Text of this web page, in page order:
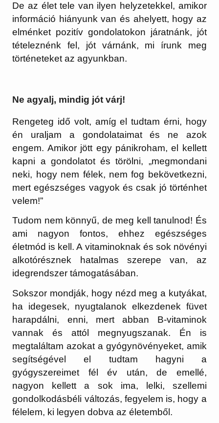
De az élet tele van ilyen helyzetekkel, amikor
információ hiányunk van és ahelyett, hogy az
elménket pozitív gondolatokon járatnánk, jót
tételeznénk fel, jót várnánk, mi írunk meg
történeteket az agyunkban.
Ne agyalj, mindig jót várj!
Rengeteg idő volt, amíg el tudtam érni, hogy
én uraljam a gondolataimat és ne azok
engem. Amikor jött egy pánikroham, el kellett
kapni a gondolatot és törölni, „megmondani
neki, hogy nem félek, nem fog bekövetkezni,
mert egészséges vagyok és csak jó történhet
velem!”
Tudom nem könnyű, de meg kell tanulnod! És
ami nagyon fontos, ehhez egészséges
életmód is kell. A vitaminoknak és sok növényi
alkotórésznek hatalmas szerepe van, az
idegrendszer támogatásában.
Sokszor mondják, hogy nézd meg a kutyákat,
ha idegesek, nyugtalanok elkezdenek füvet
harapdálni, enni, mert abban B-vitaminok
vannak és attól megnyugszanak. Én is
megtaláltam azokat a gyógynövényeket, amik
segítségével el tudtam hagyni a
gyógyszereimet fél év után, de emellé,
nagyon kellett a sok ima, lelki, szellemi
gondolkodásbéli változás, fegyelem is, hogy a
félelem, ki legyen dobva az életemből.